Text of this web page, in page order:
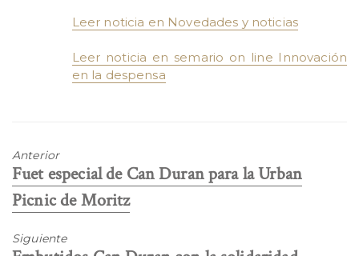
Leer noticia en Novedades y noticias
Leer noticia en semario on line Innovación
en la despensa
Anterior
Entrada
anterior:
Fuet especial de Can Duran para la Urban
Picnic de Moritz
Siguiente
Entrada